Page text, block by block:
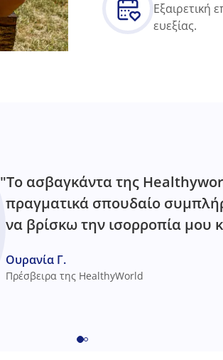
Εξαιρετική
ευεξίας.
"Το ασβαγκάντα της
πραγματικά σπουδαίο
να βρίσκω την ισορροπία μου
Ουρανία Γ.
Πρέσβειρα της HealthyWorld